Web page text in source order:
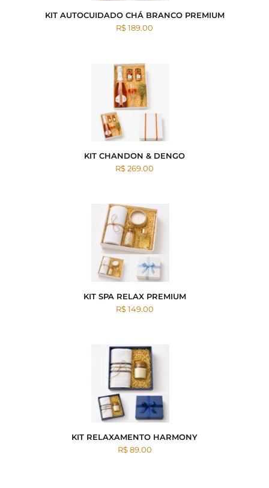
KIT AUTOCUIDADO CHÁ BRANCO PREMIUM
R$ 189.00
KIT CHANDON & DENGO
R$ 269.00
KIT SPA RELAX PREMIUM
R$ 149.00
KIT RELAXAMENTO HARMONY
R$ 89.00